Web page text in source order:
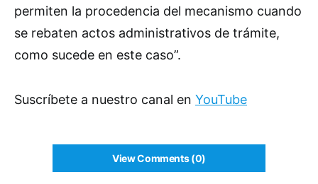
permiten la procedencia del mecanismo cuando
se rebaten actos administrativos de trámite,
como sucede en este caso”.
Suscríbete a nuestro canal en YouTube
View Comments (0)